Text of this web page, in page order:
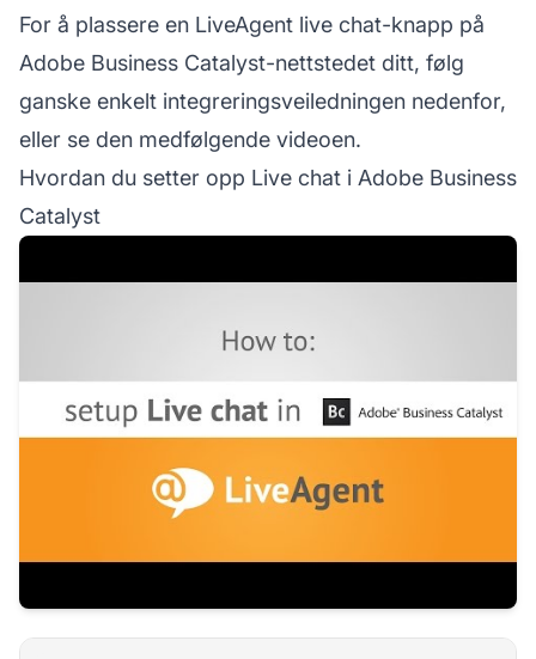
For å plassere en LiveAgent live chat-knapp på
Adobe Business Catalyst-nettstedet ditt, følg
ganske enkelt integreringsveiledningen nedenfor,
eller se den medfølgende videoen.
Hvordan du setter opp Live chat i Adobe Business
Catalyst